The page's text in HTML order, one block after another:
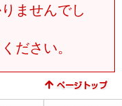
ませんでし
ださい。